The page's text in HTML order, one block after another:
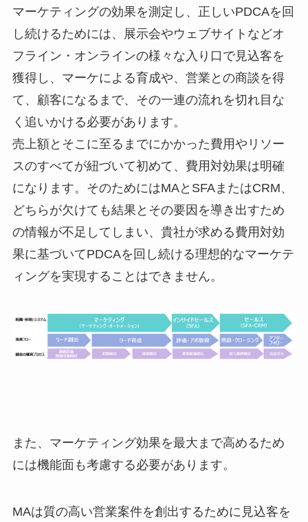
マーケティングの効果を測定し、正しいPDCAを回
し続けるためには、展示会やウェブサイトなどオ
フライン・オンラインの様々な入り口で見込客を
獲得し、マーケによる育成や、営業との商談を得
て、顧客になるまで、その一連の流れを切れ目な
く追いかける必要があります。
売上額とそこに至るまでにかかった費用やリソー
スのすべてが紐づいて初めて、費用対効果は明確
になります。そのためにはMAとSFAまたはCRM、
どちらが欠けても結果とその要因を導き出すため
の情報が不足してしまい、貴社が求める費用対効
果に基づいてPDCAを回し続ける理想的なマーケテ
ィングを実現することはできません。
また、マーケティング効果を最大まで高めるため
には機能面も考慮する必要があります。
MAは質の高い営業案件を創出するために見込客を